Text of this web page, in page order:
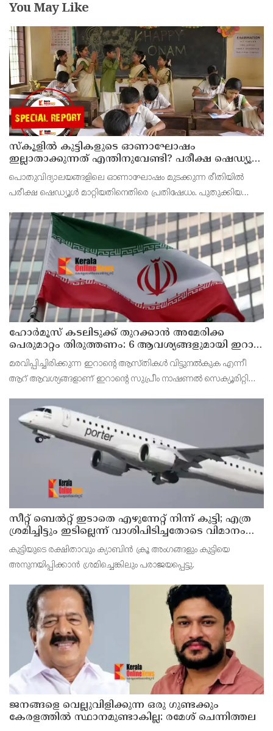
You May Like
സ്‌കൂളില്‍ കുട്ടികളുടെ ഓണാഘോഷം
ഇല്ലാതാക്കുന്നത് എന്തിനുവേണ്ടി? പരീക്ഷ ഷെഡ്യൂള്‍
മാറ്റിയത് തിരുത്തുമോ?
പൊതുവിദ്യാലയങ്ങളിലെ ഓണാഘോഷം മുടക്കുന്ന രീതിയില്‍
പരീക്ഷ ഷെഡ്യൂള്‍ മാറ്റിയതിനെതിരെ പ്രതിഷേധം. പുതുക്കിയ
പരീക്ഷ നടത്തും.
ഹോര്‍മൂസ് കടലിടുക്ക് തുറക്കാന്‍ അമേരിക്ക
പെരുമാറ്റം തിരുത്തണം: 6 ആവശ്യങ്ങളുമായി ഇറാന്‍
ദേശീയ സുരക്ഷാ കൗണ്‍സില്‍
മരവിപ്പിച്ചിരിക്കുന്ന ഇറാന്റെ ആസ്തികള്‍ വിട്ടുനല്‍കുക എന്നീ
ആറ് ആവശ്യങ്ങളാണ് ഇറാന്റെ സുപ്രീം നാഷണല്‍ സെക്യൂരിറ്റി
സീറ്റ് ബെല്‍റ്റ് ഇടാതെ എഴുന്നേറ്റ് നിന്ന് കുട്ടി; എത്ര
ശ്രമിച്ചിട്ടും ഇടില്ലെന്ന് വാശിപിടിച്ചതോടെ വിമാനം
റദ്ദാക്കി
കുട്ടിയുടെ രക്ഷിതാവും ക്യാബിന്‍ ക്രൂ അംഗങ്ങളും കുട്ടിയെ
അനുനയിപ്പിക്കാന്‍ ശ്രമിച്ചെങ്കിലും പരാജയപ്പെട്ടു.
ജനങ്ങളെ വെല്ലുവിളിക്കുന്ന ഒരു ഗുണ്ടക്കും
കേരളത്തില്‍ സ്ഥാനമുണ്ടാകില്ല: രമേശ് ചെന്നിത്തല